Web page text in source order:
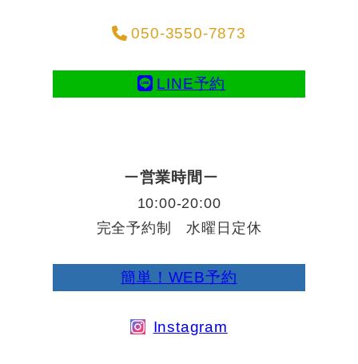
050-3550-7873
LINE予約
ー営業時間ー
10:00-20:00
完全予約制 水曜日定休
簡単！WEB予約
Instagram